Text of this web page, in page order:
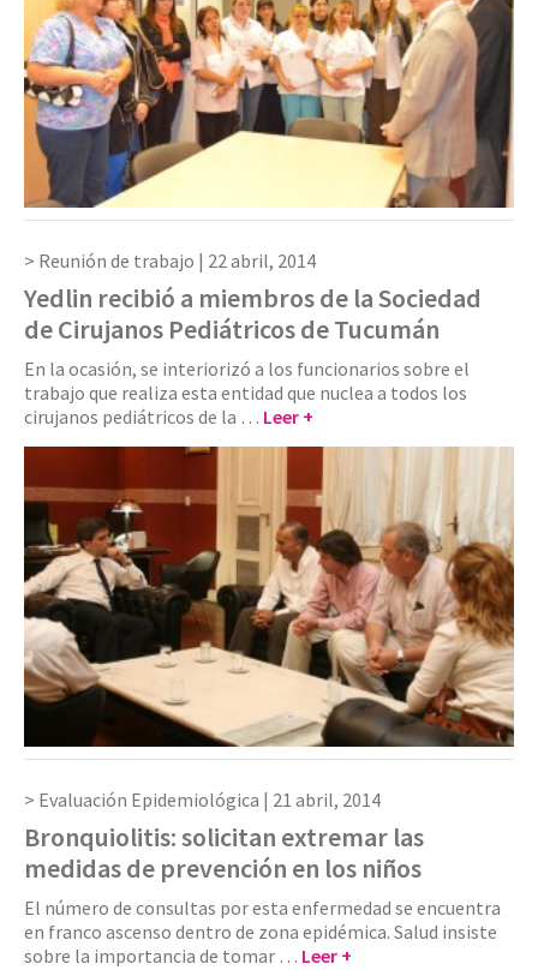
Reunión de trabajo | 22 abril, 2014
Yedlin recibió a miembros de la Sociedad
de Cirujanos Pediátricos de Tucumán
En la ocasión, se interiorizó a los funcionarios sobre el
trabajo que realiza esta entidad que nuclea a todos los
cirujanos pediátricos de la … Leer +
Evaluación Epidemiológica | 21 abril, 2014
Bronquiolitis: solicitan extremar las
medidas de prevención en los niños
El número de consultas por esta enfermedad se encuentra
en franco ascenso dentro de zona epidémica. Salud insiste
sobre la importancia de tomar … Leer +